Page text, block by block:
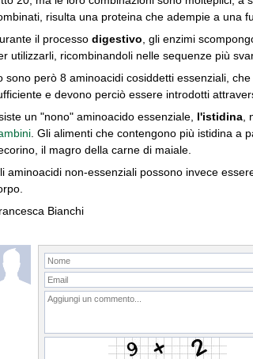
risulta una proteina che adempie a una
il processo digestivo , gli enzimi
utilizzarli, ricombinandoli nelle sequenze più
sono però 8 aminoacidi cosiddetti essenziali,
e devono perciò essere introdotti
un "nono" aminoacido essenziale, l'istidina
. Gli alimenti che contengono più istidina a
il magro della carne di maiale.
aminoacidi non-essenziali possono invece
Bianchi